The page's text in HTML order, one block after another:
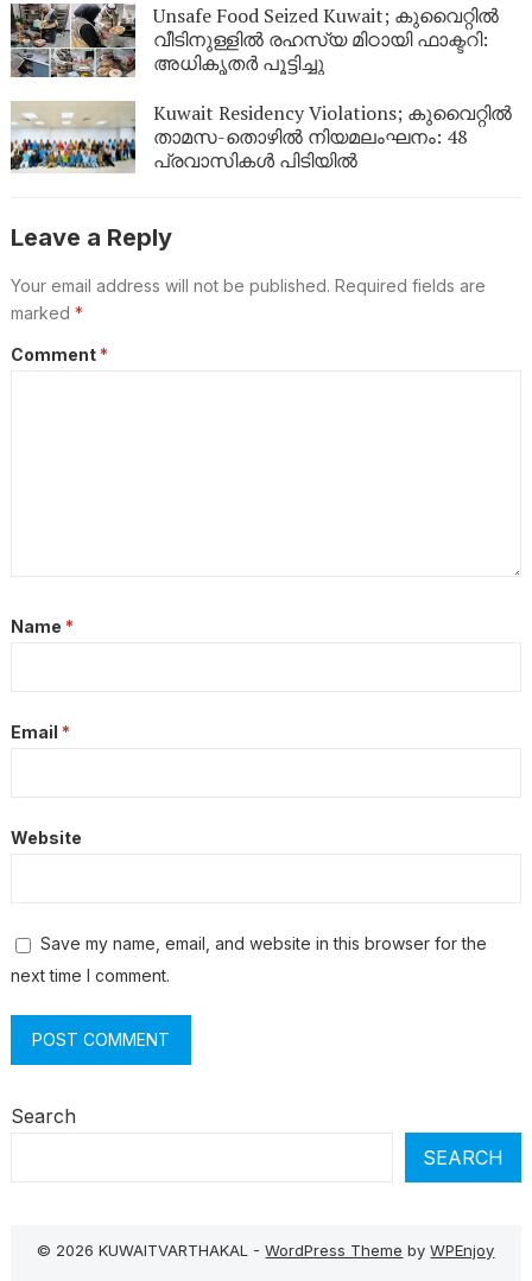
Unsafe Food Seized Kuwait; കുവൈറ്റിൽ
വീടിനുള്ളിൽ രഹസ്യ മിഠായി ഫാക്ടറി:
അധികൃതർ പൂട്ടിച്ചു
Kuwait Residency Violations; കുവൈറ്റിൽ
താമസ-തൊഴിൽ നിയമലംഘനം: 48
പ്രവാസികൾ പിടിയിൽ
Leave a Reply
Your email address will not be published. Required fields are
marked *
Comment *
Name *
Email *
Website
Save my name, email, and website in this browser for the
next time I comment.
Search
SEARCH
© 2026 KUWAITVARTHAKAL -WordPress Theme byWPEnjoy